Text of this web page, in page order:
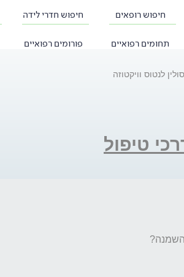
חיפוש רופאים חיפוש חדרי לידה
תחומים רפואיים פורומים רפואיים
לנטוס וויקטוזה
טיפול